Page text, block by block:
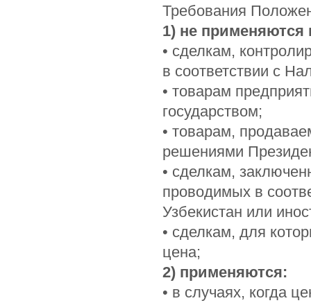
Требования
1) не применяются
• сделкам,
в соответствии с
• товарам
государством;
• товарам,
решениями
• сделкам,
проводимых в
Узбекистан или
• сделкам, для
цена;
2) применяются:
• в случаях, когда